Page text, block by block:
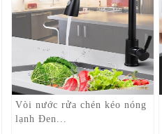
Vòi nước rửa chén kéo nóng
lạnh Đen...